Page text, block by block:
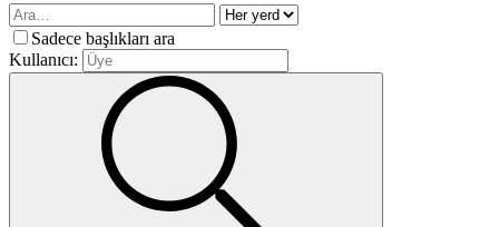
Sadece başlıkları ara
Kullanıcı: